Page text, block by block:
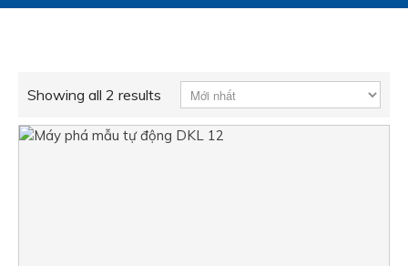
Showing all 2 results